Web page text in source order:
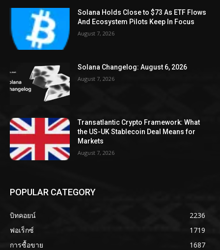
Solana Holds Close to $73 As ETF Flows
And Ecosystem Pilots Keep In Focus
August 7, 2026
Solana Changelog: August 6, 2026
August 7, 2026
Transatlantic Crypto Framework: What
the US-UK Stablecoin Deal Means for
Markets
August 7, 2026
POPULAR CATEGORY
บิทคอยน์
2236
ฟอเร็กซ์
1719
การซื้อขาย
1687